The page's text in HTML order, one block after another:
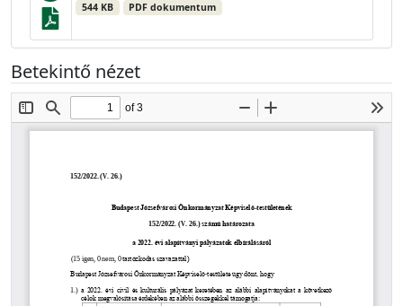
544 KB PDF dokumentum
Betekintő nézet